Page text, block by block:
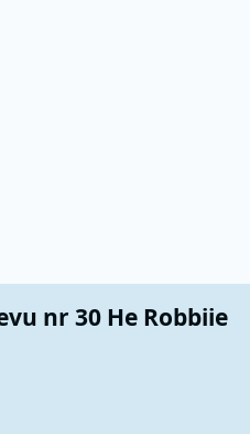
nr 30 He Robbiie